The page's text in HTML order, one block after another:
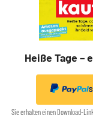
Heiße Tage –
Sie erhalten einen Download-